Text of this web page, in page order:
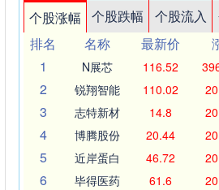
个股涨幅 个股跌幅 个股流入
排名
名称 最新价
1
N展芯 116.52
2 锐翔智能 110.02
3 志特新材 14.8
4 博腾股份 20.44
5 近岸蛋白 46.72
6 毕得医药 61.6